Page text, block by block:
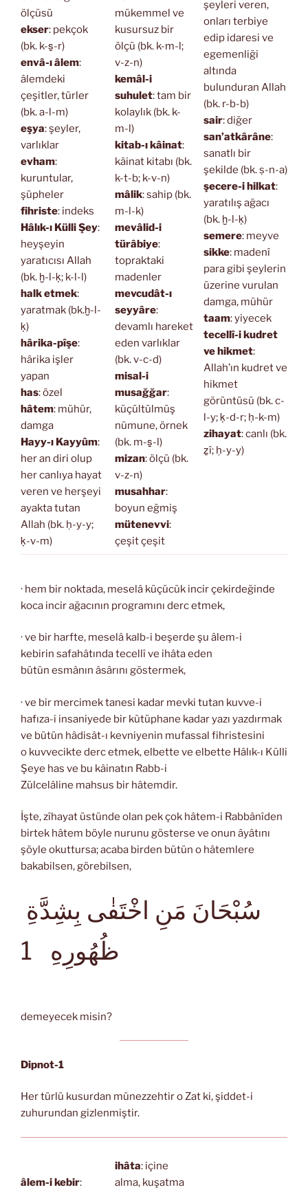
ölçüsü
ekser: pekçok
(bk. k-s̱-r)
envâ-ı âlem:
âlemdeki
çeşitler, türler
(bk. a-l-m)
eşya: şeyler,
varlıklar
evham:
kuruntular,
şüpheler
fihriste: indeks
Hâlık-ı Külli Şey:
heyşeyin
yaratıcısı Allah
(bk. ḫ-l-ḳ; k-l-l)
halk etmek:
yaratmak (bk.ḫ-l-
ḳ)
hârika-pîşe:
hârika işler
yapan
has: özel
hâtem: mühür,
damga
Hayy-ı Kayyûm:
her an diri olup
her canlıya hayat
veren ve herşeyi
ayakta tutan
Allah (bk. ḥ-y-y;
ḳ-v-m)
mükemmel ve
kusursuz bir
ölçü (bk. k-m-l;
v-z-n)
kemâl-i
suhulet: tam bir
kolaylık (bk. k-
m-l)
kitab-ı kâinat:
kâinat kitabı (bk.
k-t-b; k-v-n)
mâlik: sahip (bk.
m-l-k)
mevâlid-i
türâbiye:
topraktaki
madenler
mevcudât-ı
seyyâre:
devamlı hareket
eden varlıklar
(bk. v-c-d)
misal-i
musağğar:
küçültülmüş
nümune, örnek
(bk. m-s̱-l)
mizan: ölçü (bk.
v-z-n)
musahhar:
boyun eğmiş
mütenevvi:
çeşit çeşit
şeyleri veren,
onları terbiye
edip idaresi ve
egemenliği
altında
bulunduran Allah
(bk. r-b-b)
sair: diğer
san’atkârâne:
sanatlı bir
şekilde (bk. ṣ-n-a)
şecere-i hilkat:
yaratılış ağacı
(bk. ḫ-l-ḳ)
semere: meyve
sikke: madenî
para gibi şeylerin
üzerine vurulan
damga, mühür
taam: yiyecek
tecellî-i kudret
ve hikmet:
Allah’ın kudret ve
hikmet
görüntüsü (bk. c-
l-y; ḳ-d-r; ḥ-k-m)
zihayat: canlı (bk.
ẕî; ḥ-y-y)
· hem bir noktada, meselâ küçücük incir çekirdeğinde
koca incir ağacının programını derc etmek,
· ve bir harfte, meselâ kalb-i beşerde şu âlem-i
kebirin safahâtında tecellî ve ihâta eden
bütün esmânın âsârını göstermek,
· ve bir mercimek tanesi kadar mevki tutan kuvve-i
hafıza-i insaniyede bir kütüphane kadar yazı yazdırmak
ve bütün hâdisât-ı kevniyenin mufassal fihristesini
o kuvvecikte derc etmek, elbette ve elbette Hâlık-ı Külli
Şeye has ve bu kâinatın Rabb-i
Zülcelâline mahsus bir hâtemdir.
İşte, zîhayat üstünde olan pek çok hâtem-i Rabbânîden
birtek hâtem böyle nurunu gösterse ve onun âyâtını
şöyle okuttursa; acaba birden bütün o hâtemlere
bakabilsen, görebilsen,
ظُهُورِهِ
demeyecek misin?
Dipnot-1
Her türlü kusurdan münezzehtir o Zat ki, şiddet-i
zuhurundan gizlenmiştir.
âlem-i kebir:
ihâta: içine
alma, kuşatma